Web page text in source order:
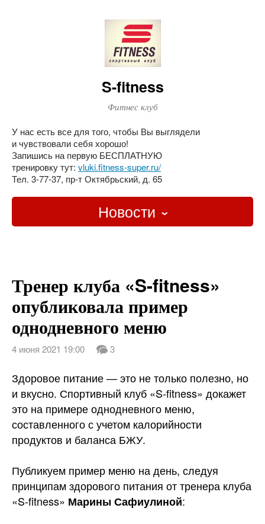
S-fitness
Фитнес клуб
У нас есть все для того, чтобы Вы выглядели
и чувствовали себя хорошо!
Запишись на первую БЕСПЛАТНУЮ
тренировку тут: vluki.fitness-super.ru/
Тел. 3-77-37, пр-т Октябрьский, д. 65
Новости
О нас
Новости
Правила магазина
Контакты
Вакансии
Тренер клуба «S-fitness»
опубликовала пример
однодневного меню
4 июня 2021 19:00 3
Здоровое питание — это не только полезно, но
и вкусно. Спортивный клуб «S-fitness» докажет
это на примере однодневного меню,
составленного с учетом калорийности
продуктов и баланса БЖУ.
Публикуем пример меню на день, следуя
принципам здорового питания от тренера клуба
«S-fitness» Марины Сафиулиной: